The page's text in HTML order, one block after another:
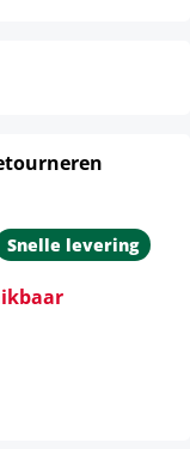
Snelle levering